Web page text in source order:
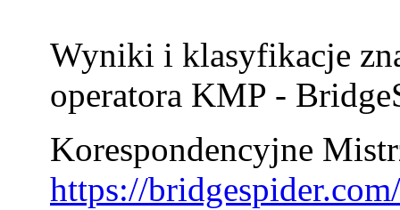
Wyniki i klasyfikacje
operatora KMP -
Korespondencyjne
https://